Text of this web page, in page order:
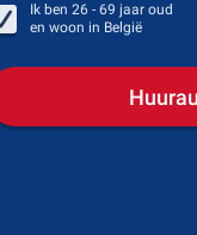
Ik ben 26 - 69 jaar oud
en woon in België